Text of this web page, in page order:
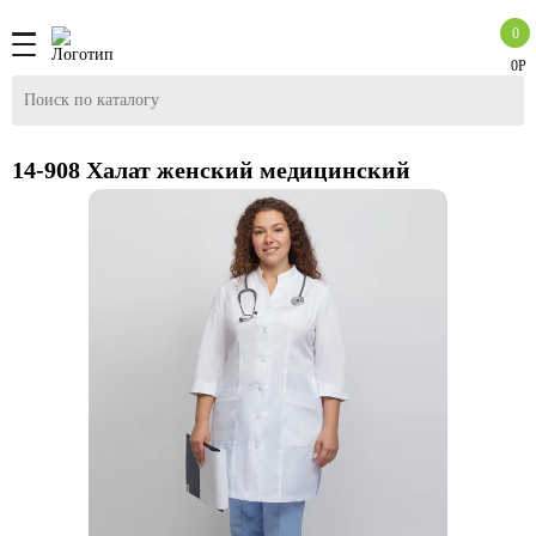
0Р
0
14-908 Халат женский медицинский